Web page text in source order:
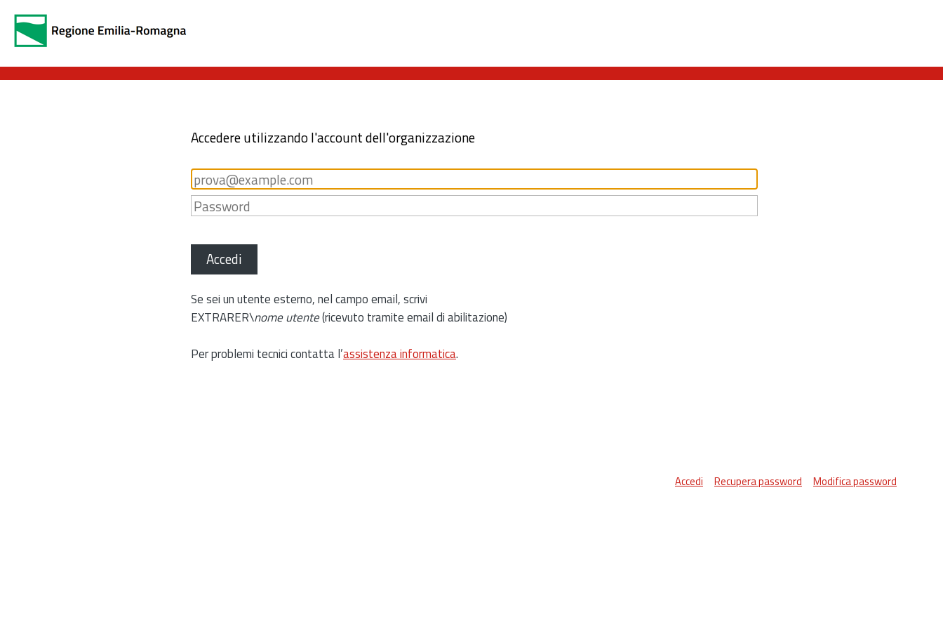
Accedere utilizzando l'account dell'organizzazione
Accedi
Se sei un utente esterno, nel campo email, scrivi
EXTRARER\nome utente(ricevuto tramite email di abilitazione)
Per problemi tecnici contatta l’assistenza informatica.
Accedi Recupera password Modifica password